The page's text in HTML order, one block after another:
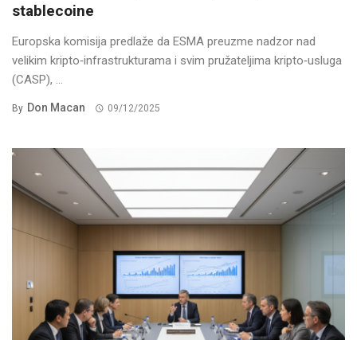
stablecoine
Europska komisija predlaže da ESMA preuzme nadzor nad
velikim kripto‑infrastrukturama i svim pružateljima kripto‑usluga
(CASP), ...
By Don Macan 09/12/2025